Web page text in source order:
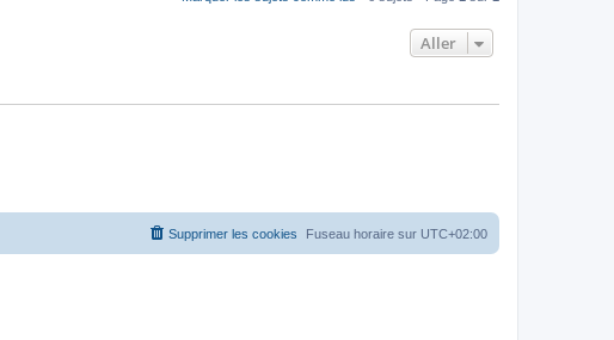
Aller
Fuseau horaire sur UTC+02:00
Supprimer les cookies